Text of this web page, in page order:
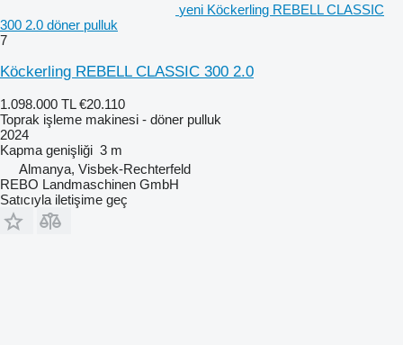
yeni Köckerling REBELL CLASSIC
300 2.0 döner pulluk
7
Köckerling REBELL CLASSIC 300 2.0
1.098.000 TL €20.110
Toprak işleme makinesi - döner pulluk
2024
Kapma genişliği 3 m
Almanya, Visbek-Rechterfeld
REBO Landmaschinen GmbH
Satıcıyla iletişime geç